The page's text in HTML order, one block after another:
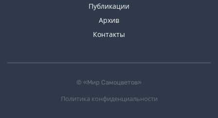
Публикации
Архив
Контакты
© «Мир Самоцветов»
Политика конфиденциальности